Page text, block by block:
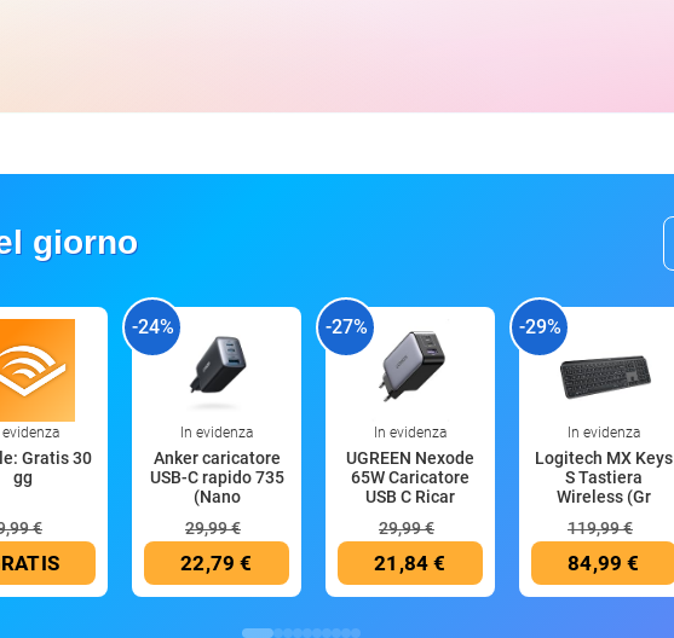
giorno
evidenza
Gratis 30
gg
€
-24%
In evidenza
Anker caricatore
USB-C rapido 735
(Nano
29,99 €
22,79 €
-27%
In evidenza
UGREEN Nexode
65W Caricatore
USB C Ricar
29,99 €
21,84 €
-29%
In evidenza
Logitech MX Keys
S Tastiera
Wireless (Gr
119,99 €
84,99 €